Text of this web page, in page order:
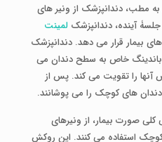
مطب، دندانپزشک از ونیر های
آینده، دندانپزشک لمینت
بیمار قرار می دهد. دندانپزشک
باندینگ خاص به سطح دندان می
آنها را تقویت می کند. پس از
های کوچک را می پوشانند.
کلی صورت بیمار، از ونیرهای
استفاده می کنند. این روکش